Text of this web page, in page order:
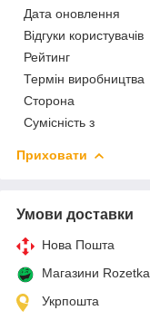
Дата оновлення
Відгуки користувачів
Рейтинг
Термін виробництва
Сторона
Сумісність з
Приховати
Умови доставки
Нова Пошта
Магазини Rozetka
Укрпошта